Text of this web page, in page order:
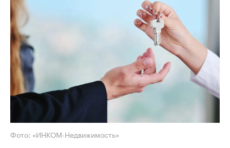
Фото: «ИНКОМ-Недвижимость»